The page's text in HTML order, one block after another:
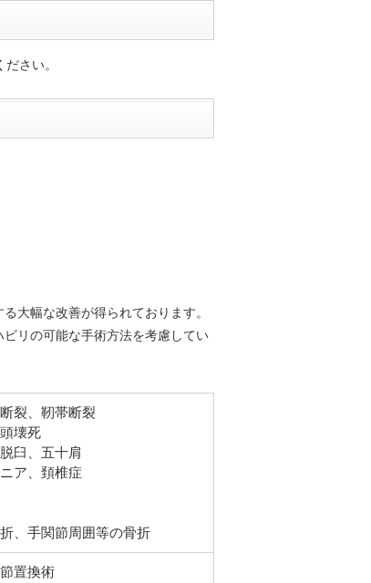
さい。
大幅な改善が得られております。
リの可能な手術方法を考慮してい
裂、靭帯断裂
壊死
臼、五十肩
ア、頚椎症
、手関節周囲等の骨折
置換術